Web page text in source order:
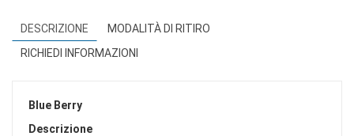
DESCRIZIONE
MODALITÀ DI RITIRO
RICHIEDI INFORMAZIONI
Blue Berry
Descrizione